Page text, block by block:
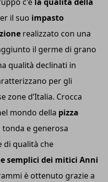
il suo impasto
realizzato con una
il germe di grano
qualità declinati in
per gli
zone d’Italia. Crocca
mondo della pizza
e generosa
di qualità che
semplici dei mitici Anni
è ottenuto grazie a